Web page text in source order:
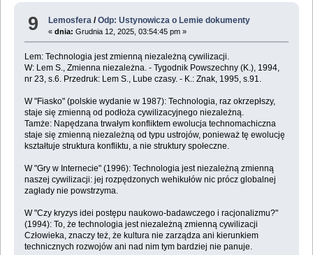
9 Lemosfera /Odp: Ustynowicza o Lemie dokumenty
«dnia: Grudnia 12, 2025, 03:54:45 pm »
Lem: Technologia jest zmienną niezależną cywilizacji.
W: Lem S., Zmienna niezależna. - Tygodnik Powszechny (K.), 1994,
nr 23, s.6. Przedruk: Lem S., Lube czasy. - K.: Znak, 1995, s.91.
W "Fiasko" (polskie wydanie w 1987): Technologia, raz okrzepłszy,
staje się zmienną od podłoża cywilizacyjnego niezależną.
Tamże: Napędzana trwałym konfliktem ewolucja technomachiczna
staje się zmienną niezależną od typu ustrojów, ponieważ tę ewolucję
kształtuje struktura konfliktu, a nie struktury społeczne.
W "Gry w Internecie" (1996): Technologia jest niezależną zmienną
naszej cywilizacji: jej rozpędzonych wehikułów nic prócz globalnej
zagłady nie powstrzyma.
W "Czy kryzys idei postępu naukowo-badawczego i racjonalizmu?"
(1994): To, że technologia jest niezależną zmienną cywilizacji
Człowieka, znaczy też, że kultura nie zarządza ani kierunkiem
technicznych rozwojów ani nad nim tym bardziej nie panuje.